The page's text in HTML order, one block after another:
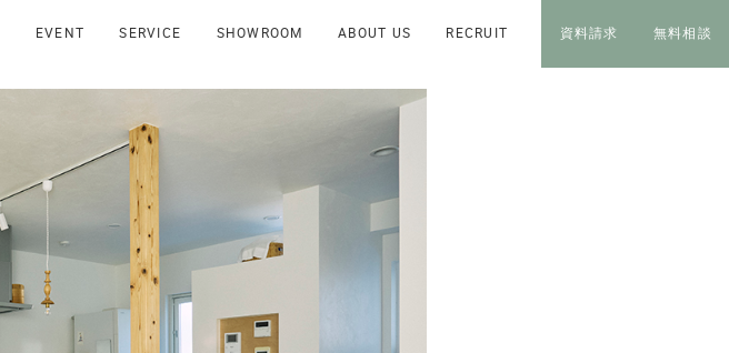
EVENT SERVICE SHOWROOM ABOUT US RECRUIT 資料請求 無料相談